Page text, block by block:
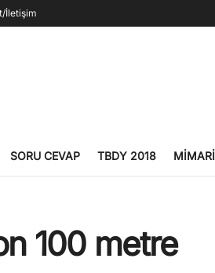
İletişim
SORU CEVAP TBDY 2018 MIMARI
100 metre